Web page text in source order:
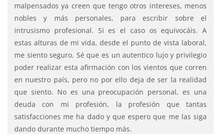
malpensados ya creen que tengo otros intereses, menos
nobles y más personales, para escribir sobre el
intrusismo profesional. Si es el caso os equivocáis. A
estas alturas de mi vida, desde el punto de vista laboral,
me siento seguro. Sé que es un autentico lujo y privilegio
poder realizar esta afirmación con los vientos que corren
en nuestro país, pero no por ello deja de ser la realidad
que siento. No es una preocupación personal, es una
deuda con mi profesión, la profesión que tantas
satisfacciones me ha dado y que espero que me las siga
dando durante mucho tiempo más.